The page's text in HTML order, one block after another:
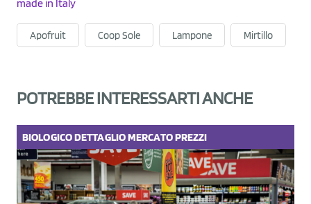
made in Italy
Apofruit Coop Sole Lampone Mirtillo
POTREBBE INTERESSARTI ANCHE
BIOLOGICODETTAGLIOMERCATOPREZZI